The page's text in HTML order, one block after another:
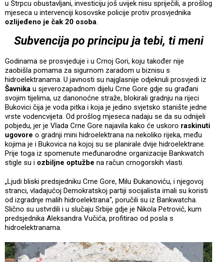
u Štrpcu obustavljani, investiciju još uvijek nisu spriječili, a prošlog
mjeseca u intervenciji kosovske policije protiv prosvjednika
ozlijeđeno je čak 20 osoba.
Subvencija po principu ja tebi, ti meni
Godinama se prosvjeduje i u Crnoj Gori, koju također nije
zaobišla pomama za sigurnom zaradom u biznisu s
hidroelektranama. U javnosti su najglasnije odjeknuli prosvjedi iz
Šavnika u sjeverozapadnom dijelu Crne Gore gdje su građani
svojim tijelima, uz danonoćne straže, blokirali gradnju na rijeci
Bukovici čija je voda pitka i koja je jedino svjetsko stanište jedne
vrste vodencvijeta. Od prošlog mjeseca nadaju se da su odnijeli
pobjedu, jer je Vlada Crne Gore najavila kako će uskoro raskinuti
ugovore o gradnji mini hidroelektrana na nekoliko rijeka, među
kojima je i Bukovica na kojoj su se planirale dvije hidroelektrane.
Prije toga iz spomenute međunarodne organizacije Bankwatch
stigle su i ozbiljne optužbe na račun crnogorskih vlasti.
„Ljudi bliski predsjedniku Crne Gore, Milu Đukanoviću, i njegovoj
stranci, vladajućoj Demokratskoj partiji socijalista imali su koristi
od izgradnje malih hidroelektrana“, poručili su iz Bankwatcha.
Slično su ustvrdili i u slučaju Srbije gdje je Nikola Petrović, kum
predsjednika Aleksandra Vučića, profitirao od posla s
hidroelektranama.